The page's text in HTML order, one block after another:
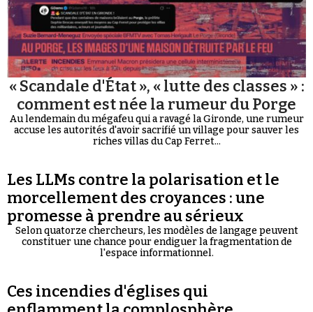
« Scandale d'État », « lutte des classes » :
comment est née la rumeur du Porge
Au lendemain du mégafeu qui a ravagé la Gironde, une rumeur
accuse les autorités d'avoir sacrifié un village pour sauver les
riches villas du Cap Ferret...
Les LLMs contre la polarisation et le
morcellement des croyances : une
promesse à prendre au sérieux
Selon quatorze chercheurs, les modèles de langage peuvent
constituer une chance pour endiguer la fragmentation de
l'espace informationnel.
Ces incendies d'églises qui